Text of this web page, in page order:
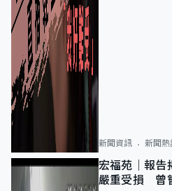
新聞資訊 新聞熱
宏福苑｜報告
嚴重受損 曾